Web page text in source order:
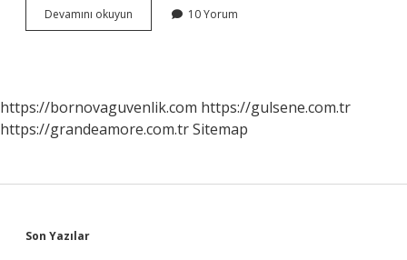
Devamını okuyun Akarsuların
Genel
10 Yorum
https://bornovaguvenlik.com https://gulsene.com.tr
https://grandeamore.com.trSitemap
Sidebar
Son Yazılar